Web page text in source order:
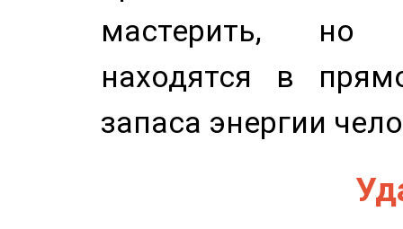
мастерить, но
находятся в
запаса энергии